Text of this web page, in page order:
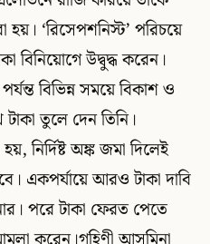
হয়। ‘রিসেপশনিস্ট’ পরিচয়ে
বিনিয়োগে উদ্বুদ্ধ করেন।
বিভিন্ন সময়ে বিকাশ ও
টাকা তুলে দেন তিনি।
নির্দিষ্ট অঙ্ক জমা দিলেই
একপর্যায়ে আরও টাকা দাবি
পরে টাকা ফেরত পেতে